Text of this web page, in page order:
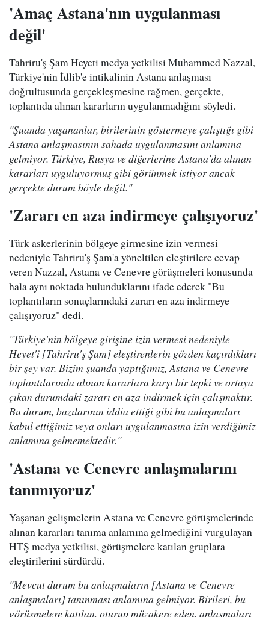
'Amaç Astana'nın uygulanması
değil'
Tahriru'ş Şam Heyeti medya yetkilisi Muhammed Nazzal,
Türkiye'nin İdlib'e intikalinin Astana anlaşması
doğrultusunda gerçekleşmesine rağmen, gerçekte,
toplantıda alınan kararların uygulanmadığını söyledi.
"Şuanda yaşananlar, birilerinin göstermeye çalıştığı gibi
Astana anlaşmasının sahada uygulanmasını anlamına
gelmiyor. Türkiye, Rusya ve diğerlerine Astana'da alınan
kararları uyguluyormuş gibi görünmek istiyor ancak
gerçekte durum böyle değil."
'Zararı en aza indirmeye çalışıyoruz'
Türk askerlerinin bölgeye girmesine izin vermesi
nedeniyle Tahriru'ş Şam'a yöneltilen eleştirilere cevap
veren Nazzal, Astana ve Cenevre görüşmeleri konusunda
hala aynı noktada bulunduklarını ifade ederek "Bu
toplantıların sonuçlarındaki zararı en aza indirmeye
çalışıyoruz" dedi.
"Türkiye'nin bölgeye girişine izin vermesi nedeniyle
Heyet'i [Tahriru'ş Şam] eleştirenlerin gözden kaçırdıkları
bir şey var. Bizim şuanda yaptığımız, Astana ve Cenevre
toplantılarında alınan kararlara karşı bir tepki ve ortaya
çıkan durumdaki zararı en aza indirmek için çalışmaktır.
Bu durum, bazılarının iddia ettiği gibi bu anlaşmaları
kabul ettiğimiz veya onları uygulanmasına izin verdiğimiz
anlamına gelmemektedir."
'Astana ve Cenevre anlaşmalarını
tanımıyoruz'
Yaşanan gelişmelerin Astana ve Cenevre görüşmelerinde
alınan kararları tanıma anlamına gelmediğini vurgulayan
HTŞ medya yetkilisi, görüşmelere katılan gruplara
eleştirilerini sürdürdü.
"Mevcut durum bu anlaşmaların [Astana ve Cenevre
anlaşmaları] tanınması anlamına gelmiyor. Birileri, bu
görüşmelere katılan, oturup müzakere eden, anlaşmaları